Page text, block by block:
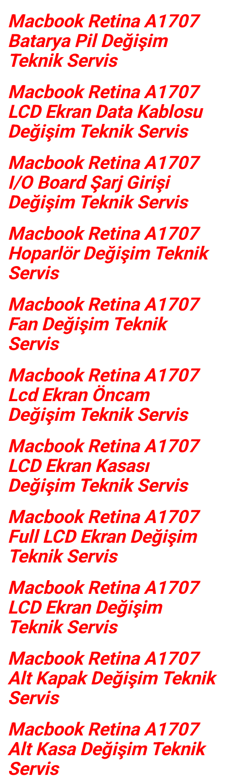
Macbook Retina A1707
Batarya Pil Değişim
Teknik Servis
Macbook Retina A1707
LCD Ekran Data Kablosu
Değişim Teknik Servis
Macbook Retina A1707
I/O Board Şarj Girişi
Değişim Teknik Servis
Macbook Retina A1707
Hoparlör Değişim Teknik
Servis
Macbook Retina A1707
Fan Değişim Teknik
Servis
Macbook Retina A1707
Lcd Ekran Öncam
Değişim Teknik Servis
Macbook Retina A1707
LCD Ekran Kasası
Değişim Teknik Servis
Macbook Retina A1707
Full LCD Ekran Değişim
Teknik Servis
Macbook Retina A1707
LCD Ekran Değişim
Teknik Servis
Macbook Retina A1707
Alt Kapak Değişim Teknik
Servis
Macbook Retina A1707
Alt Kasa Değişim Teknik
Servis